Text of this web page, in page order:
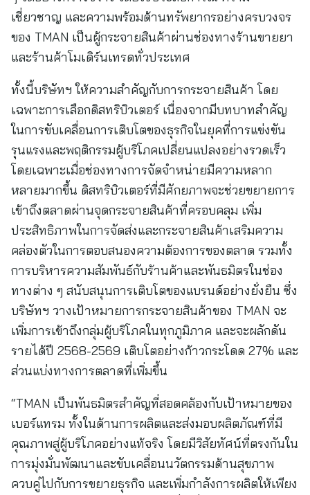
เชี่ยวชาญ และความพร้อมด้านทรัพยากรอย่างครบวงจร
ของ TMAN เป็นผู้กระจายสินค้าผ่านช่องทางร้านขายยา
และร้านค้าโมเดิร์นเทรดทั่วประเทศ
ทั้งนี้บริษัทฯ ให้ความสำคัญกับการกระจายสินค้า โดย
เฉพาะการเลือกดิสทริบิวเตอร์ เนื่องจากมีบทบาทสำคัญ
ในการขับเคลื่อนการเติบโตของธุรกิจในยุคที่การแข่งขัน
รุนแรงและพฤติกรรมผู้บริโภคเปลี่ยนแปลงอย่างรวดเร็ว
โดยเฉพาะเมื่อช่องทางการจัดจำหน่ายมีความหลาก
หลายมากขึ้น ดิสทริบิวเตอร์ที่มีศักยภาพจะช่วยขยายการ
เข้าถึงตลาดผ่านจุดกระจายสินค้าที่ครอบคลุม เพิ่ม
ประสิทธิภาพในการจัดส่งและกระจายสินค้าเสริมความ
คล่องตัวในการตอบสนองความต้องการของตลาด รวมทั้ง
การบริหารความสัมพันธ์กับร้านค้าและพันธมิตรในช่อง
ทางต่าง ๆ สนับสนุนการเติบโตของแบรนด์อย่างยั่งยืน ซึ่ง
บริษัทฯ วางเป้าหมายการกระจายสินค้าของ TMAN จะ
เพิ่มการเข้าถึงกลุ่มผู้บริโภคในทุกภูมิภาค และจะผลักดัน
รายได้ปี 2568-2569 เติบโตอย่างก้าวกระโดด 27% และ
ส่วนแบ่งทางการตลาดที่เพิ่มขึ้น
“TMAN เป็นพันธมิตรสำคัญที่สอดคล้องกับเป้าหมายของ
เบอร์แทรม ทั้งในด้านการผลิตและส่งมอบผลิตภัณฑ์ที่มี
คุณภาพสู่ผู้บริโภคอย่างแท้จริง โดยมีวิสัยทัศน์ที่ตรงกันใน
การมุ่งมั่นพัฒนาและขับเคลื่อนนวัตกรรมด้านสุขภาพ
ควบคู่ไปกับการขยายธุรกิจ และเพิ่มกำลังการผลิตให้เพียง